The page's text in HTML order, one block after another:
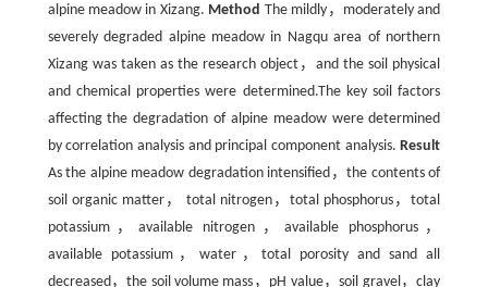
alpine meadow in Xizang. Method The mildly，moderately and
severely degraded alpine meadow in Nagqu area of northern
Xizang was taken as the research object，and the soil physical
and chemical properties were determined.The key soil factors
affecting the degradation of alpine meadow were determined
by correlation analysis and principal component analysis. Result
As the alpine meadow degradation intensified，the contents of
soil organic matter， total nitrogen，total phosphorus，total
potassium，available nitrogen，available phosphorus，
available potassium，water，total porosity and sand all
decreased，the soil volume mass，pH value，soil gravel，clay